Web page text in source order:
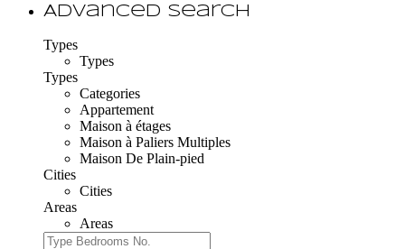
Advanced Search
Types
Types
Types
Categories
Appartement
Maison à étages
Maison à Paliers Multiples
Maison De Plain-pied
Cities
Cities
Areas
Areas